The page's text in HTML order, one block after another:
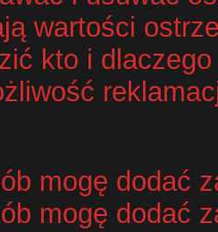
wartości
kto i dlaczego
mogę dodać
mogę dodać